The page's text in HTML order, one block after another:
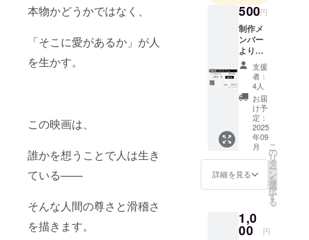
本物かどうかではなく、
「そこに愛があるか」が人
を生かす。
この映画は、
誰かを想うことで人は生き
ている——
そんな人間の尊さと滑稽さ
を描きます。
500円
制作メ
ンバー
よりお
礼の
メール
制作メ
ンバー
よりお
礼の
メール
をお送
りさせ
ていた
だきま
す。
支援
者：
4人
お届
け予
定：
2025
年09
月
詳細を見る
こ
の
リ
タ
ー
ン
を
選
択
す
る
1,0
00 円